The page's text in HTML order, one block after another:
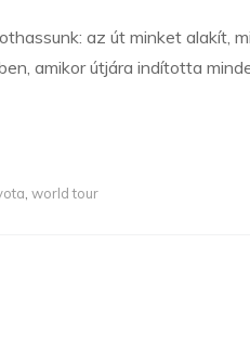
az út minket alakít,
amikor útjára indította
world tour